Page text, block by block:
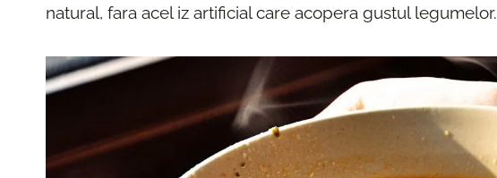
natural, fara acel iz artificial care acopera gustul legumelor.